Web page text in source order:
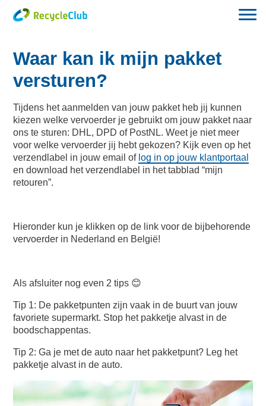
Waar kan ik mijn pakket
versturen?
Tijdens het aanmelden van jouw pakket heb jij kunnen
kiezen welke vervoerder je gebruikt om jouw pakket naar
ons te sturen: DHL, DPD of PostNL. Weet je niet meer
voor welke vervoerder jij hebt gekozen? Kijk even op het
verzendlabel in jouw email of log in op jouw klantportaal
en download het verzendlabel in het tabblad “mijn
retouren”.
Hieronder kun je klikken op de link voor de bijbehorende
vervoerder in Nederland en België!
Als afsluiter nog even 2 tips 😊
Tip 1: De pakketpunten zijn vaak in de buurt van jouw
favoriete supermarkt. Stop het pakketje alvast in de
boodschappentas.
Tip 2: Ga je met de auto naar het pakketpunt? Leg het
pakketje alvast in de auto.